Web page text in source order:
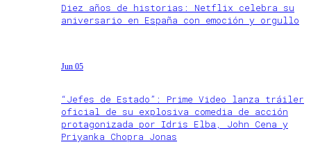
Diez años de historias: Netflix celebra su
aniversario en España con emoción y orgullo
Jun 05
“Jefes de Estado”: Prime Video lanza tráiler
oficial de su explosiva comedia de acción
protagonizada por Idris Elba, John Cena y
Priyanka Chopra Jonas